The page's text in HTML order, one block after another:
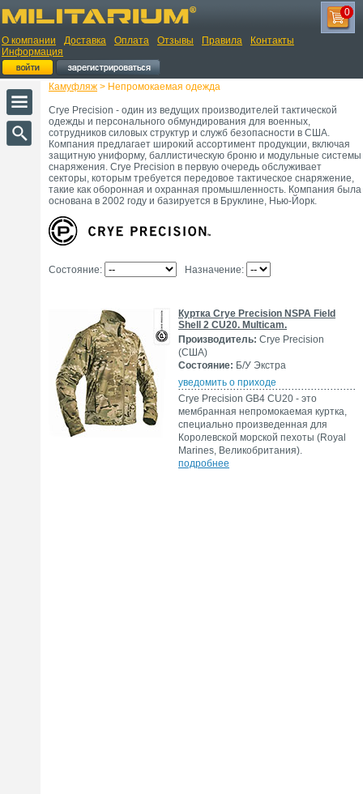
О компании Доставка Оплата Отзывы Правила
Контакты
Информация
0
Камуфляж > Непромокаемая одежда
Crye Precision - один из ведущих производителей тактической
одежды и персонального обмундирования для военных,
сотрудников силовых структур и служб безопасности в США.
Компания предлагает широкий ассортимент продукции, включая
защитную униформу, баллистическую броню и модульные системы
снаряжения. Crye Precision в первую очередь обслуживает
секторы, которым требуется передовое тактическое снаряжение,
такие как оборонная и охранная промышленность. Компания была
основана в 2002 году и базируется в Бруклине, Нью-Йорк.
Состояние: Назначение:
Куртка Crye Precision NSPA Field
Shell 2 CU20. Multicam.
Производитель: Crye Precision
(США)
Состояние: Б/У Экстра
уведомить о приходе
Crye Precision GB4 CU20 - это
мембранная непромокаемая куртка,
специально произведенная для
Королевской морской пехоты (Royal
Marines, Великобритания).
подробнее